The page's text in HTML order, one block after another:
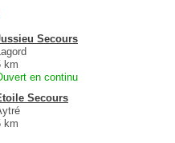
Secours
km
en continu
Secours
km